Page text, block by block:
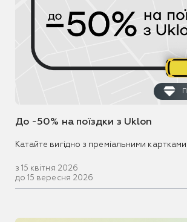
До -50% на поїздки з Uklon
Катайте вигідно з преміальними
з 15 квітня 2026
до 15 вересня 2026